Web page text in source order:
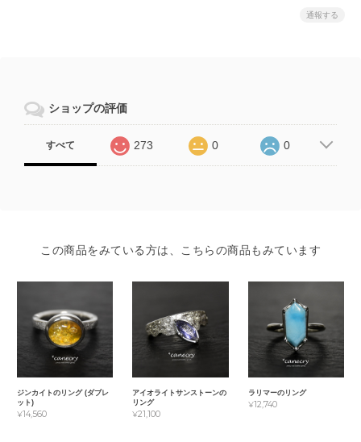
通報する
ショップの評価
すべて 273 0 0
この商品をみている方は、こちらの商品もみています
ジンカイトのリング (ダブレ
ット)
¥14,560
アイオライトサンストーンの
リング
¥21,100
ラリマーのリング
¥12,740